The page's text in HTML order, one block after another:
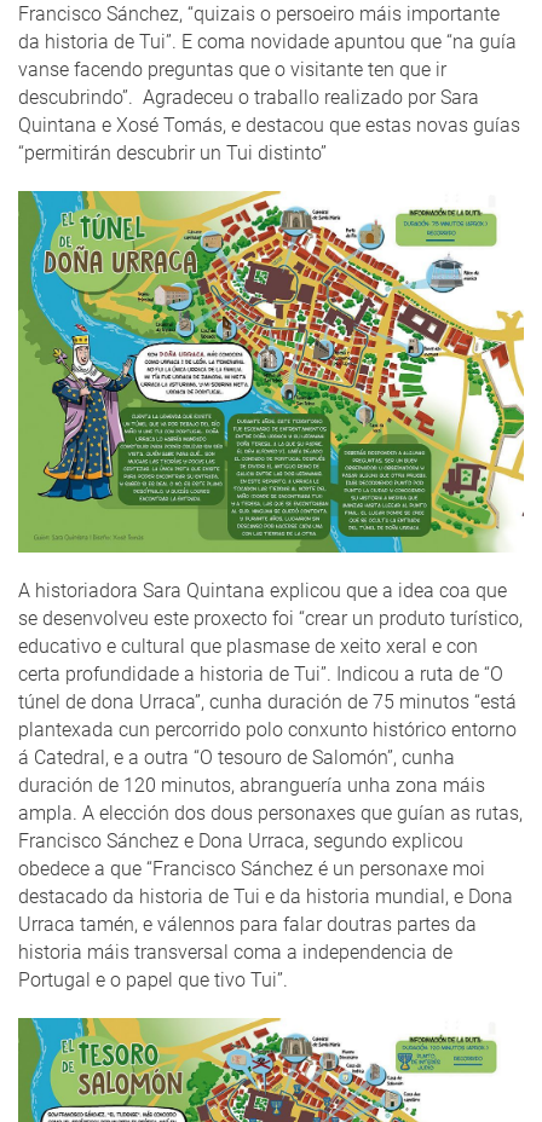
Francisco Sánchez, “quizais o persoeiro máis importante
da historia de Tui”. E coma novidade apuntou que “na guía
vanse facendo preguntas que o visitante ten que ir
descubrindo”. Agradeceu o traballo realizado por Sara
Quintana e Xosé Tomás, e destacou que estas novas guías
“permitirán descubrir un Tui distinto”
A historiadora Sara Quintana explicou que a idea coa que
se desenvolveu este proxecto foi “crear un produto turístico,
educativo e cultural que plasmase de xeito xeral e con
certa profundidade a historia de Tui”. Indicou a ruta de “O
túnel de dona Urraca”, cunha duración de 75 minutos “está
plantexada cun percorrido polo conxunto histórico entorno
á Catedral, e a outra “O tesouro de Salomón”, cunha
duración de 120 minutos, abranguería unha zona máis
ampla. A elección dos dous personaxes que guían as rutas,
Francisco Sánchez e Dona Urraca, segundo explicou
obedece a que “Francisco Sánchez é un personaxe moi
destacado da historia de Tui e da historia mundial, e Dona
Urraca tamén, e válennos para falar doutras partes da
historia máis transversal coma a independencia de
Portugal e o papel que tivo Tui”.